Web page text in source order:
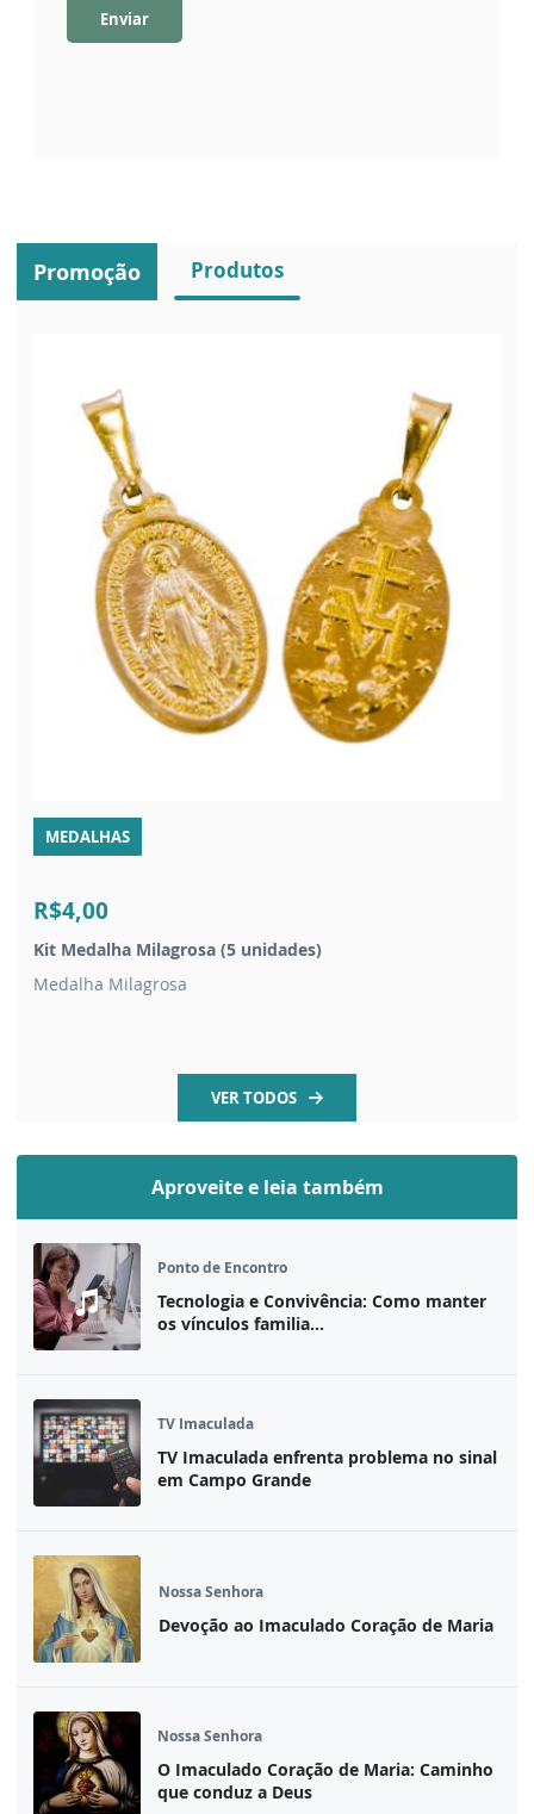
Enviar
Promoção Produtos
MEDALHAS
R$4,00
Kit Medalha Milagrosa (5 unidades)
Medalha Milagrosa
VER TODOS
Aproveite e leia também
Ponto de Encontro
Tecnologia e Convivência: Como manter
os vínculos familia...
TV Imaculada
TV Imaculada enfrenta problema no sinal
em Campo Grande
Nossa Senhora
Devoção ao Imaculado Coração de Maria
Nossa Senhora
O Imaculado Coração de Maria: Caminho
que conduz a Deus